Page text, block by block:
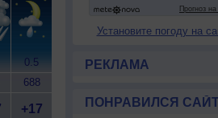
0.5
688
+17
Установите погоду на
РЕКЛАМА
ПОНРАВИЛСЯ